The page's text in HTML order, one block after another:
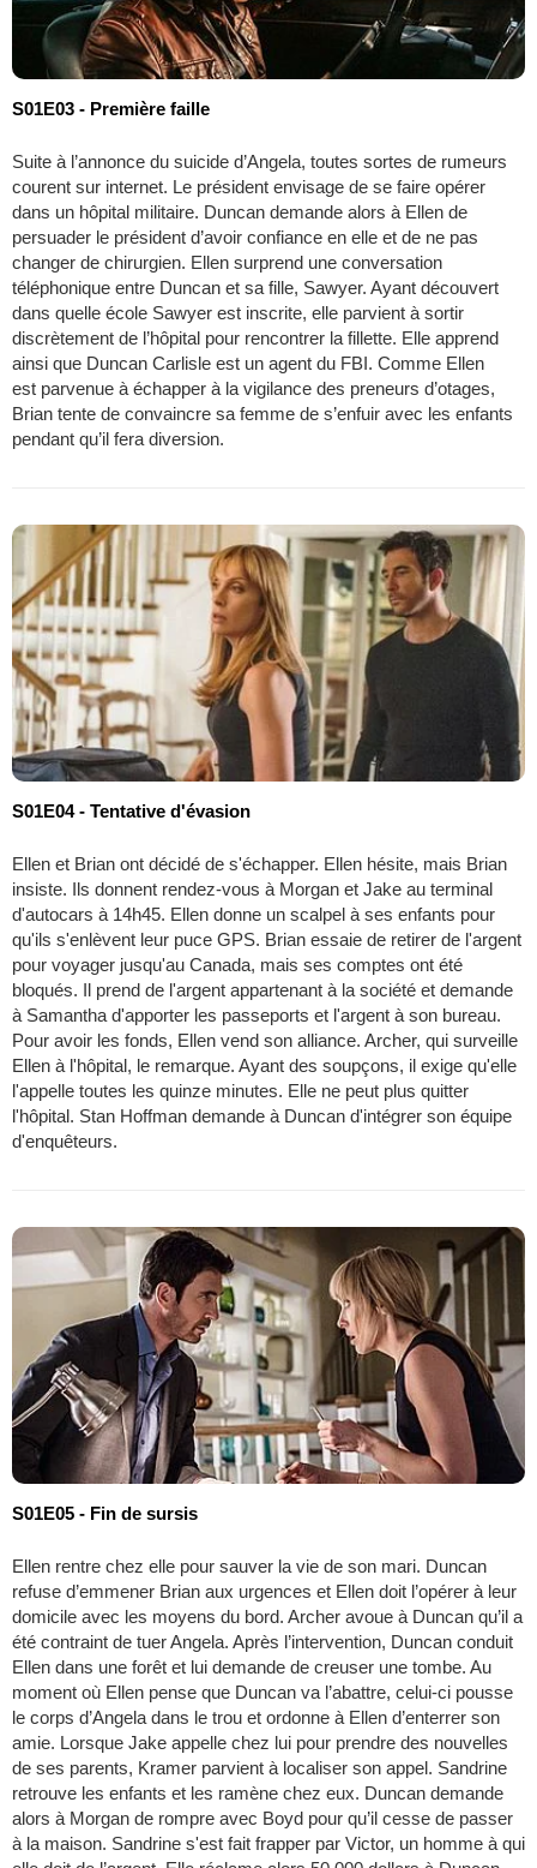
S01E03 - Première faille
Suite à l’annonce du suicide d’Angela, toutes sortes de rumeurs
courent sur internet. Le président envisage de se faire opérer
dans un hôpital militaire. Duncan demande alors à Ellen de
persuader le président d’avoir confiance en elle et de ne pas
changer de chirurgien. Ellen surprend une conversation
téléphonique entre Duncan et sa fille, Sawyer. Ayant découvert
dans quelle école Sawyer est inscrite, elle parvient à sortir
discrètement de l’hôpital pour rencontrer la fillette. Elle apprend
ainsi que Duncan Carlisle est un agent du FBI. Comme Ellen
est parvenue à échapper à la vigilance des preneurs d’otages,
Brian tente de convaincre sa femme de s’enfuir avec les enfants
pendant qu’il fera diversion.
S01E04 - Tentative d'évasion
Ellen et Brian ont décidé de s'échapper. Ellen hésite, mais Brian
insiste. Ils donnent rendez-vous à Morgan et Jake au terminal
d'autocars à 14h45. Ellen donne un scalpel à ses enfants pour
qu'ils s'enlèvent leur puce GPS. Brian essaie de retirer de l'argent
pour voyager jusqu'au Canada, mais ses comptes ont été
bloqués. Il prend de l'argent appartenant à la société et demande
à Samantha d'apporter les passeports et l'argent à son bureau.
Pour avoir les fonds, Ellen vend son alliance. Archer, qui surveille
Ellen à l'hôpital, le remarque. Ayant des soupçons, il exige qu'elle
l'appelle toutes les quinze minutes. Elle ne peut plus quitter
l'hôpital. Stan Hoffman demande à Duncan d'intégrer son équipe
d'enquêteurs.
S01E05 - Fin de sursis
Ellen rentre chez elle pour sauver la vie de son mari. Duncan
refuse d’emmener Brian aux urgences et Ellen doit l’opérer à leur
domicile avec les moyens du bord. Archer avoue à Duncan qu’il a
été contraint de tuer Angela. Après l’intervention, Duncan conduit
Ellen dans une forêt et lui demande de creuser une tombe. Au
moment où Ellen pense que Duncan va l’abattre, celui-ci pousse
le corps d’Angela dans le trou et ordonne à Ellen d’enterrer son
amie. Lorsque Jake appelle chez lui pour prendre des nouvelles
de ses parents, Kramer parvient à localiser son appel. Sandrine
retrouve les enfants et les ramène chez eux. Duncan demande
alors à Morgan de rompre avec Boyd pour qu’il cesse de passer
à la maison. Sandrine s'est fait frapper par Victor, un homme à qui